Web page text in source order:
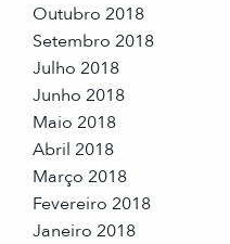
Outubro 2018
Setembro 2018
Julho 2018
Junho 2018
Maio 2018
Abril 2018
Março 2018
Fevereiro 2018
Janeiro 2018